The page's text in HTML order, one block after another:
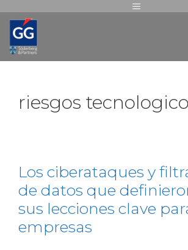
riesgos
Los ciberataques y
de datos que
sus lecciones clave
empresas